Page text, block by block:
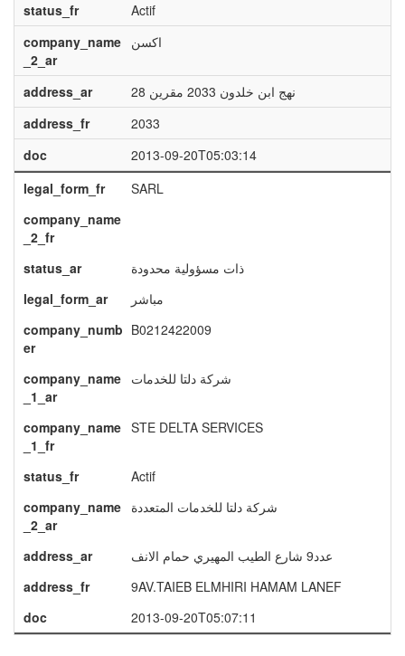
status_fr
Actif
company_name
_2_ar
اكسن
address_ar
28 نهج ابن خلدون 2033 مقرين
address_fr
2033
doc
2013-09-20T05:03:14
legal_form_fr
SARL
company_name
_2_fr
status_ar
ذات مسؤولية محدودة
legal_form_ar
مباشر
company_numb
er
B0212422009
company_name
_1_ar
شركة دلتا للخدمات
company_name
_1_fr
STE DELTA SERVICES
status_fr
Actif
company_name
_2_ar
شركة دلتا للخدمات المتعددة
address_ar
عدد9 شارع الطيب المهيري حمام الانف
address_fr
9AV.TAIEB ELMHIRI HAMAM LANEF
doc
2013-09-20T05:07:11